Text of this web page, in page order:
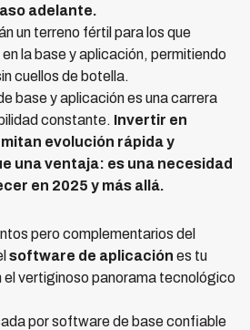
adelante.
un terreno fértil para los que
la base y aplicación, permitiendo
cuellos de botella.
base y aplicación es una carrera
constante. Invertir en
evolución rápida y
una ventaja: es una necesidad
en 2025 y más allá.
pero complementarios del
software de aplicación es tu
vertiginoso panorama tecnológico
por software de base confiable